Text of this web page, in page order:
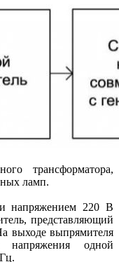
трансформатора,
ламп.
напряжением 220 В
представляющий
выходе выпрямителя
одной